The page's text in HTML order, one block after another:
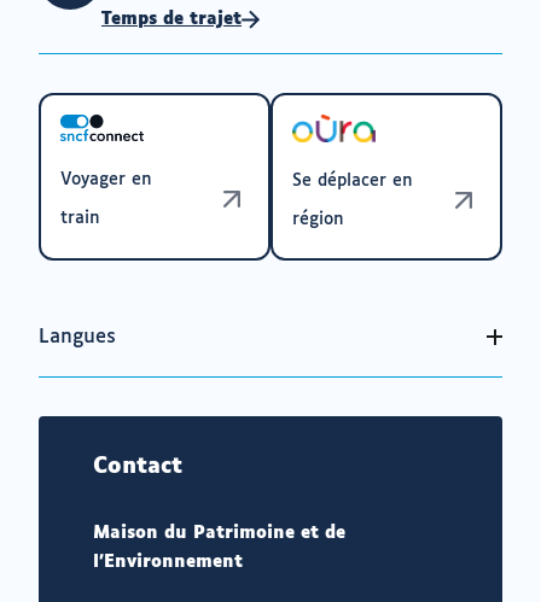
Temps de trajet
Voyager en
train
Se déplacer en
région
Langues
Contact
Maison du Patrimoine et de
l'Environnement